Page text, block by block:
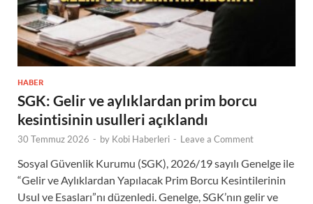
HABER
SGK: Gelir ve aylıklardan prim borcu
kesintisinin usulleri açıklandı
30 Temmuz 2026 - by Kobi Haberleri - Leave a Comment
Sosyal Güvenlik Kurumu (SGK), 2026/19 sayılı Genelge ile
“Gelir ve Aylıklardan Yapılacak Prim Borcu Kesintilerinin
Usul ve Esasları”nı düzenledi. Genelge, SGK’nın gelir ve